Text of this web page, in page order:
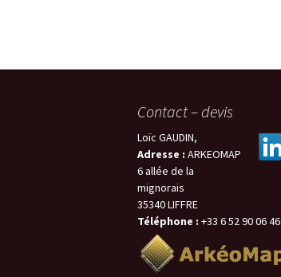
Contact – devis
Loïc GAUDIN,
Adresse : ARKEOMAP
6 allée de la
mignorais
35340 LIFFRE
Téléphone : +33 6 52 90 06 46